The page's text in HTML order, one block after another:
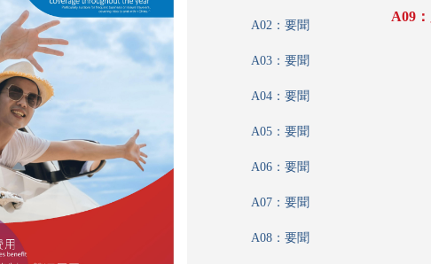
A02：要聞
A03：要聞
A04：要聞
A05：要聞
A06：要聞
A07：要聞
A08：要聞
A09